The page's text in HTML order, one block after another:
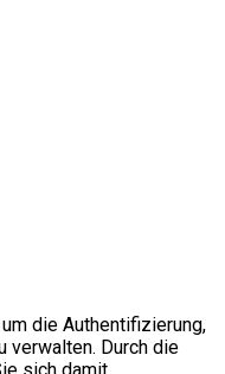
die Authentifizierung,
verwalten. Durch die